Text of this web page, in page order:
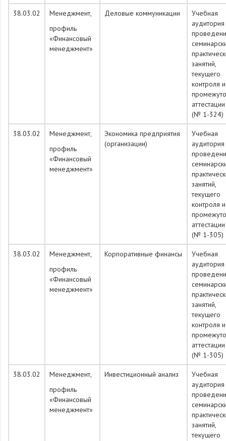
38.03.02
Менеджмент,
профиль
«Финансовый
менеджмент»
Деловые коммуникации
Учебная
занятий,
текущего
контроля и
аттестации
(№ 1-324)
38.03.02
Менеджмент,
профиль
«Финансовый
менеджмент»
Экономика предприятия
(организации)
Учебная
занятий,
текущего
контроля и
аттестации
(№ 1-305)
38.03.02
Менеджмент,
профиль
«Финансовый
менеджмент»
Корпоративные финансы
Учебная
занятий,
текущего
контроля и
аттестации
(№ 1-305)
38.03.02
Менеджмент,
профиль
«Финансовый
менеджмент»
Инвестиционный анализ
Учебная
занятий,
текущего